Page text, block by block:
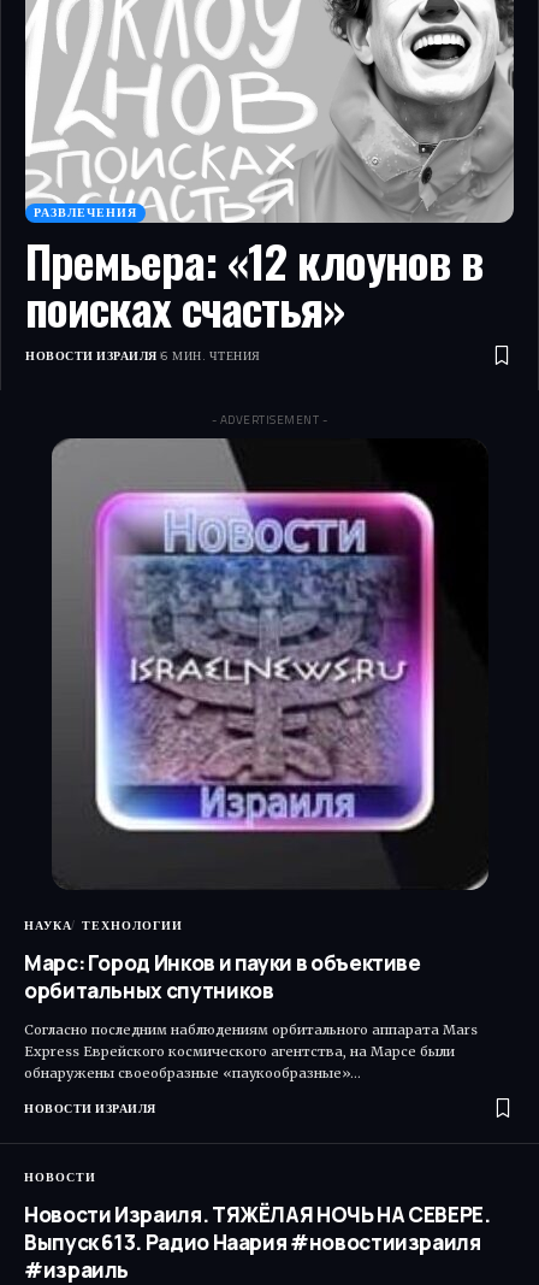
РАЗВЛЕЧЕНИЯ
Премьера: «12 клоунов в
поисках счастья»
НОВОСТИ ИЗРАИЛЯ 6 МИН. ЧТЕНИЯ
- ADVERTISEMENT -
НАУКА ТЕХНОЛОГИИ
Марс: Город Инков и пауки в объективе
орбитальных спутников
Согласно последним наблюдениям орбитального аппарата Mars
Express Еврейского космического агентства, на Марсе были
обнаружены своеобразные «паукообразные»…
НОВОСТИ ИЗРАИЛЯ
НОВОСТИ
Новости Израиля. ТЯЖЁЛАЯ НОЧЬ НА СЕВЕРЕ.
Выпуск 613. Радио Наария #новостиизраиля
#израиль